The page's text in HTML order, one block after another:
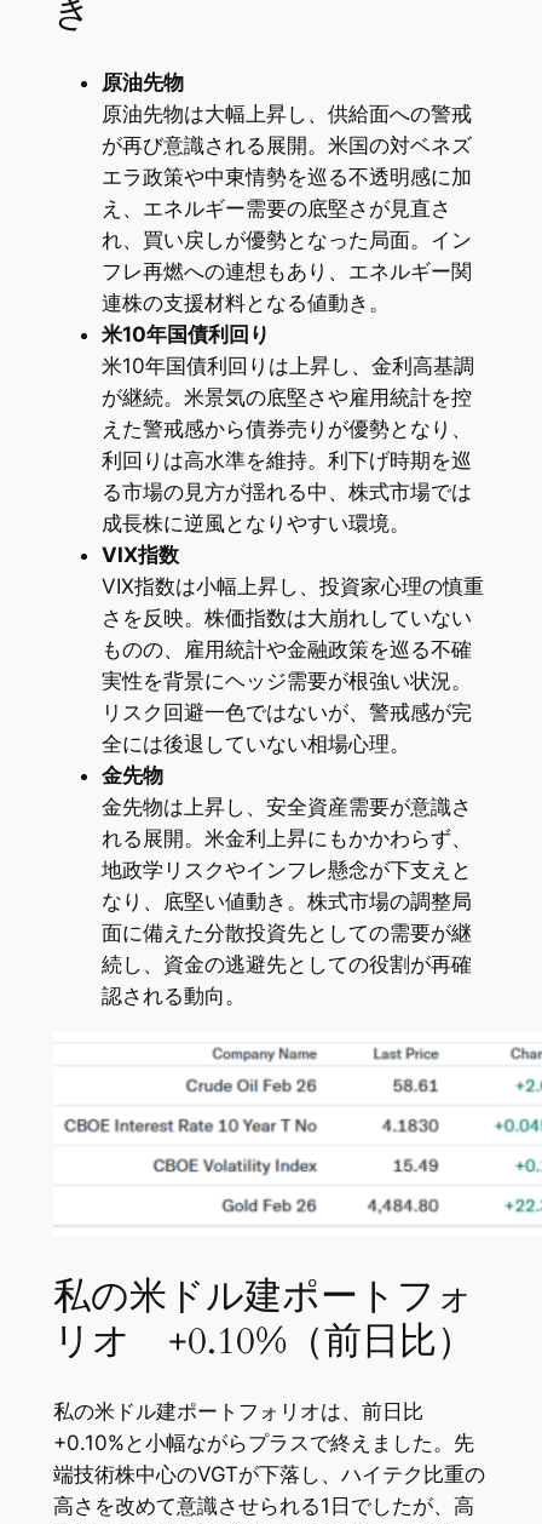
き
原油先物
原油先物は大幅上昇し、供給面への警戒
が再び意識される展開。米国の対ベネズ
エラ政策や中東情勢を巡る不透明感に加
え、エネルギー需要の底堅さが見直さ
れ、買い戻しが優勢となった局面。イン
フレ再燃への連想もあり、エネルギー関
連株の支援材料となる値動き。
米10年国債利回り
米10年国債利回りは上昇し、金利高基調
が継続。米景気の底堅さや雇用統計を控
えた警戒感から債券売りが優勢となり、
利回りは高水準を維持。利下げ時期を巡
る市場の見方が揺れる中、株式市場では
成長株に逆風となりやすい環境。
VIX指数
VIX指数は小幅上昇し、投資家心理の慎重
さを反映。株価指数は大崩れしていない
ものの、雇用統計や金融政策を巡る不確
実性を背景にヘッジ需要が根強い状況。
リスク回避一色ではないが、警戒感が完
全には後退していない相場心理。
金先物
金先物は上昇し、安全資産需要が意識さ
れる展開。米金利上昇にもかかわらず、
地政学リスクやインフレ懸念が下支えと
なり、底堅い値動き。株式市場の調整局
面に備えた分散投資先としての需要が継
続し、資金の逃避先としての役割が再確
認される動向。
私の米ドル建ポートフォ
リオ +0.10%（前日比）
私の米ドル建ポートフォリオは、前日比
+0.10%と小幅ながらプラスで終えました。先
端技術株中心のVGTが下落し、ハイテク比重の
高さを改めて意識させられる1日でしたが、高